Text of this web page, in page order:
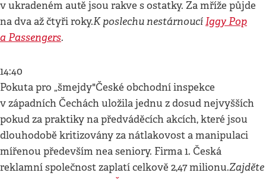
v ukradeném autě jsou rakve s ostatky. Za mříže půjde
na dva až čtyři roky.K poslechu nestárnoucíIggy Pop
a Passengers.
14:40
Pokuta pro „šmejdy"České obchodní inspekce
v západních Čechách uložila jednu z dosud nejvyšších
pokud za praktiky na předváděcích akcích, které jsou
dlouhodobě kritizovány za nátlakovost a manipulaci
mířenou především nea seniory. Firma 1. Česká
reklamní společnost zaplatí celkově 2,47 milionu.Zajděte